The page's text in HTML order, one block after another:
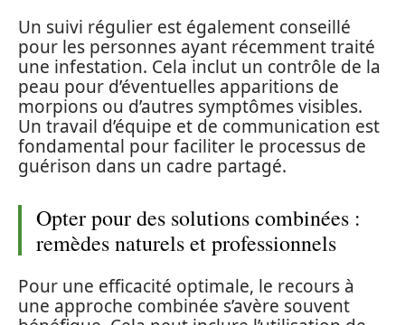
Un suivi régulier est également conseillé
pour les personnes ayant récemment traité
une infestation. Cela inclut un contrôle de la
peau pour d’éventuelles apparitions de
morpions ou d’autres symptômes visibles.
Un travail d’équipe et de communication est
fondamental pour faciliter le processus de
guérison dans un cadre partagé.
Opter pour des solutions combinées :
remèdes naturels et professionnels
Pour une efficacité optimale, le recours à
une approche combinée s’avère souvent